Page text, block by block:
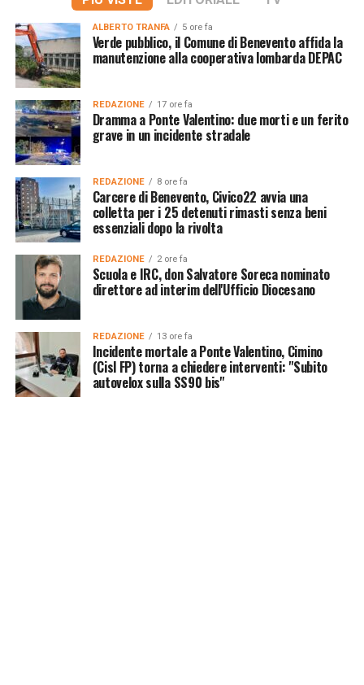
ALBERTO TRANFA 5 ore fa
Verde pubblico, il Comune di Benevento affida la
manutenzione alla cooperativa lombarda DEPAC
REDAZIONE 17 ore fa
Dramma a Ponte Valentino: due morti e un ferito
grave in un incidente stradale
REDAZIONE 8 ore fa
Carcere di Benevento, Civico22 avvia una
colletta per i 25 detenuti rimasti senza beni
essenziali dopo la rivolta
REDAZIONE 2 ore fa
Scuola e IRC, don Salvatore Soreca nominato
direttore ad interim dell'Ufficio Diocesano
REDAZIONE 13 ore fa
Incidente mortale a Ponte Valentino, Cimino
(Cisl FP) torna a chiedere interventi: "Subito
autovelox sulla SS90 bis"